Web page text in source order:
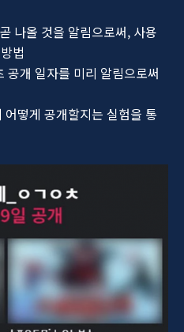
나올 것을 알림으로써, 사용
법
공개 일자를 미리 알림으로써
떻게 공개할지는 실험을 통